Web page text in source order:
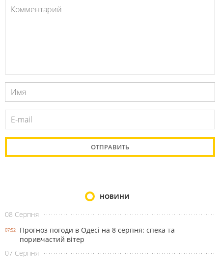
НОВИНИ
08 Серпня
07:52
Прогноз погоди в Одесі на 8 серпня: спека та
поривчастий вітер
07 Серпня